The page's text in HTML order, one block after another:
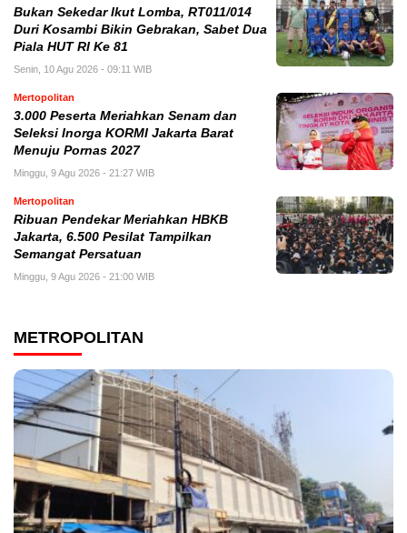
Bukan Sekedar Ikut Lomba, RT011/014
Duri Kosambi Bikin Gebrakan, Sabet Dua
Piala HUT RI Ke 81
Senin, 10 Agu 2026 - 09:11 WIB
Mertopolitan
3.000 Peserta Meriahkan Senam dan
Seleksi Inorga KORMI Jakarta Barat
Menuju Pornas 2027
Minggu, 9 Agu 2026 - 21:27 WIB
Mertopolitan
Ribuan Pendekar Meriahkan HBKB
Jakarta, 6.500 Pesilat Tampilkan
Semangat Persatuan
Minggu, 9 Agu 2026 - 21:00 WIB
METROPOLITAN